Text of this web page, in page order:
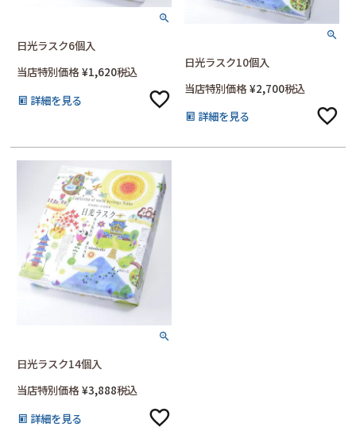
日光ラスク6個入
当店特別価格 ¥1,620税込
詳細を見る
日光ラスク10個入
当店特別価格 ¥2,700税込
詳細を見る
日光ラスク14個入
当店特別価格 ¥3,888税込
詳細を見る